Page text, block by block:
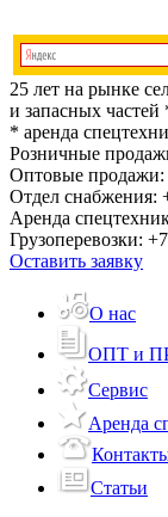
25 лет на рынке
и запасных частей
* аренда
Розничные
Оптовые продажи:
Отдел снабжения:
Аренда
Грузоперевозки:
Оставить заявку
О нас
ОПТ и
Сервис
Аренда
Статьи